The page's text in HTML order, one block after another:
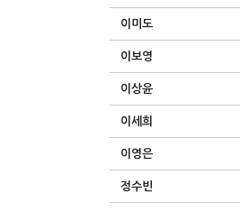
이미도
이보영
이상윤
이세희
이영은
정수빈